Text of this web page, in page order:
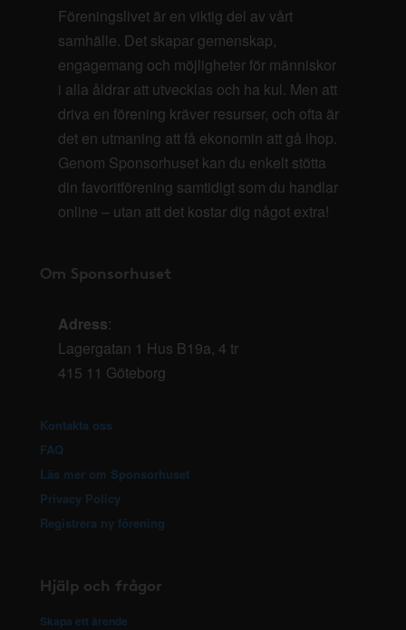
Föreningslivet är en viktig del av vårt
samhälle. Det skapar gemenskap,
engagemang och möjligheter för människor
i alla åldrar att utvecklas och ha kul. Men att
driva en förening kräver resurser, och ofta är
det en utmaning att få ekonomin att gå ihop.
Genom Sponsorhuset kan du enkelt stötta
din favoritförening samtidigt som du handlar
online – utan att det kostar dig något extra!
Om Sponsorhuset
Adress:
Lagergatan 1 Hus B19a, 4 tr
415 11 Göteborg
Kontakta oss
FAQ
Läs mer om Sponsorhuset
Privacy Policy
Registrera ny förening
Hjälp och frågor
Skapa ett ärende